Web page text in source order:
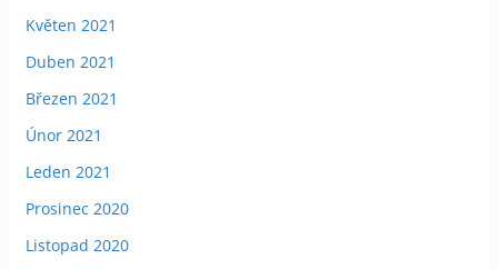
Květen 2021
Duben 2021
Březen 2021
Únor 2021
Leden 2021
Prosinec 2020
Listopad 2020